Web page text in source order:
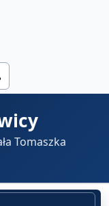
Tomaszka